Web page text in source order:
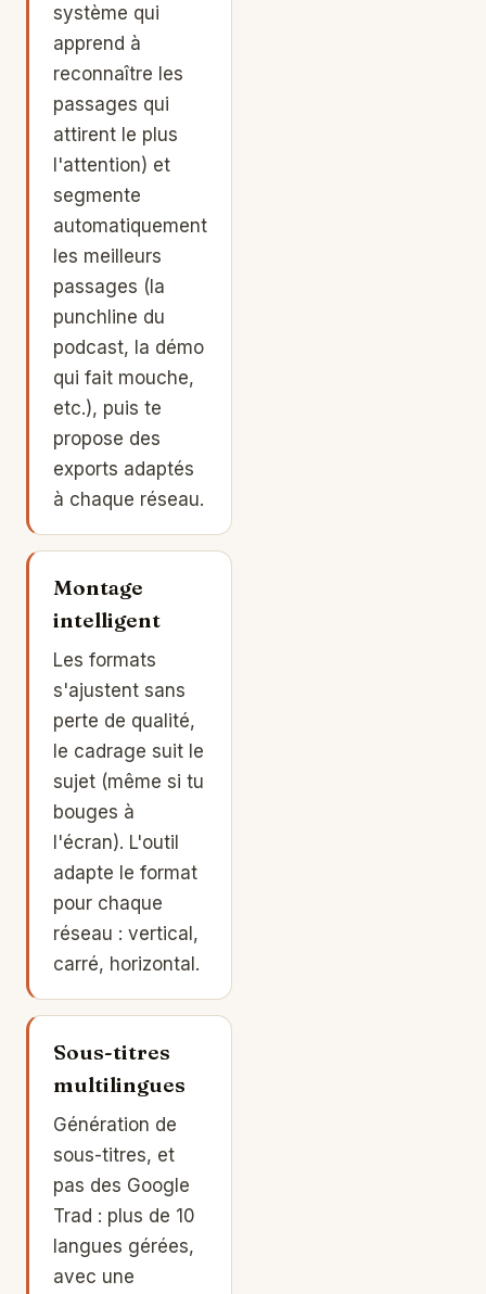
système qui
apprend à
reconnaître les
passages qui
attirent le plus
l'attention) et
segmente
automatiquement
les meilleurs
passages (la
punchline du
podcast, la démo
qui fait mouche,
etc.), puis te
propose des
exports adaptés
à chaque réseau.
Montage
intelligent
Les formats
s'ajustent sans
perte de qualité,
le cadrage suit le
sujet (même si tu
bouges à
l'écran). L'outil
adapte le format
pour chaque
réseau : vertical,
carré, horizontal.
Sous-titres
multilingues
Génération de
sous-titres, et
pas des Google
Trad : plus de 10
langues gérées,
avec une